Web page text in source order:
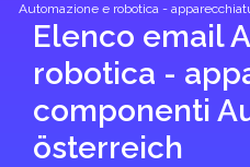
Automazione e robotica -
Elenco email
robotica -
componenti
österreich